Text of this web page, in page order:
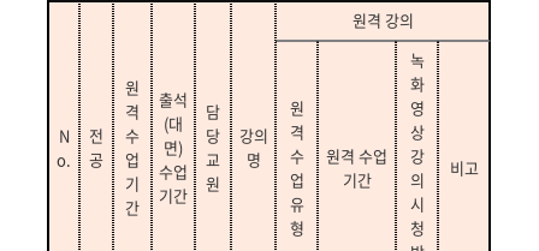
N
o.
전
공
원
격
수
업
기
간
출석
(대
면)
수업
기간
담
당
교
원
강의
명
원격 강의
원
격
수
업
유
형
원격 수업
기간
녹
화
영
상
강
의
시
청
비고